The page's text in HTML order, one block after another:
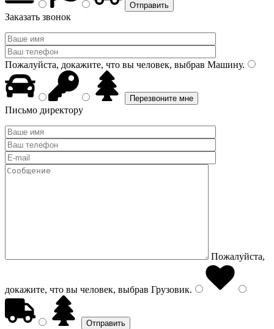
Заказать звонок
Пожалуйста, докажите, что вы человек, выбрав Машину.
Письмо директору
Пожалуйста,
докажите, что вы человек, выбрав Грузовик.